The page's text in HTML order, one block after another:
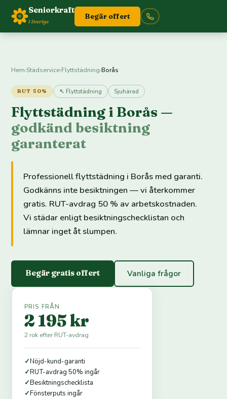
Seniorkraft
i Sverige
Begär offert
Hem›Städservice›Flyttstädning›Borås
RUT 50% ↖ Flyttstädning Sjuhärad
Flyttstädning i Borås —
godkänd besiktning
garanterat
Professionell flyttstädning i Borås med garanti.
Godkänns inte besiktningen — vi återkommer
gratis. RUT-avdrag 50 % av arbetskostnaden.
Vi städar enligt besiktningschecklistan och
lämnar inget åt slumpen.
Begär gratis offert Vanliga frågor
PRIS FRÅN
2 195 kr
2 rok efter RUT-avdrag
✓Nöjd-kund-garanti
✓RUT-avdrag 50% ingår
✓Besiktningschecklista
✓Fönsterputs ingår